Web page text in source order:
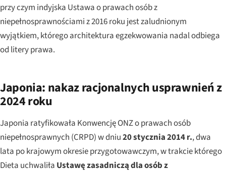
przy czym indyjska Ustawa o prawach osób z
niepełnosprawnościami z 2016 roku jest zaludnionym
wyjątkiem, którego architektura egzekwowania nadal odbiega
od litery prawa.
Japonia: nakaz racjonalnych usprawnień z
2024 roku
Japonia ratyfikowała Konwencję ONZ o prawach osób
niepełnosprawnych (CRPD) w dniu20 stycznia 2014 r., dwa
lata po krajowym okresie przygotowawczym, w trakcie którego
Dieta uchwaliła Ustawę zasadniczą dla osób z